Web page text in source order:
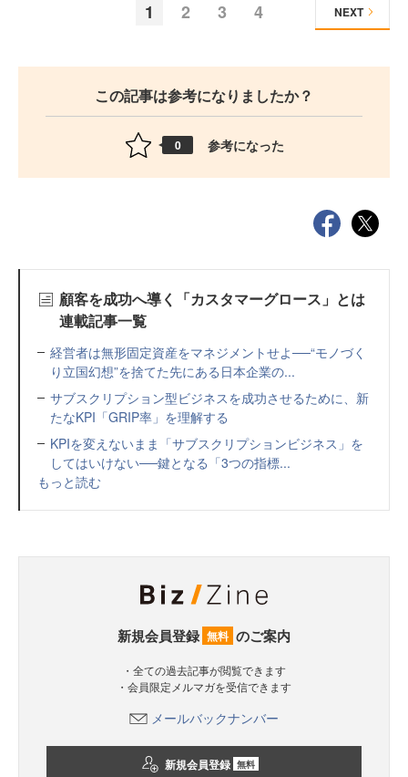
1 2 3 4 NEXT
この記事は参考になりましたか？
0 参考になった
顧客を成功へ導く「カスタマーグロース」とは
連載記事一覧
経営者は無形固定資産をマネジメントせよ──“モノづく
り立国幻想”を捨てた先にある日本企業の...
サブスクリプション型ビジネスを成功させるために、新
たなKPI「GRIP率」を理解する
KPIを変えないまま「サブスクリプションビジネス」を
してはいけない──鍵となる「3つの指標...
もっと読む
新規会員登録 無料 のご案内
・全ての過去記事が閲覧できます
・会員限定メルマガを受信できます
メールバックナンバー
新規会員登録 無料